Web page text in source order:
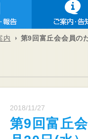
内 第9回富丘会会員の
2018/11/27
第9回富丘